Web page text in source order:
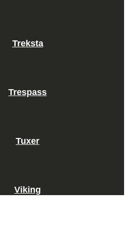
Treksta
Trespass
Tuxer
Viking